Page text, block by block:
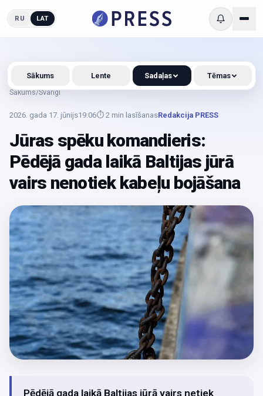
RU LAT
Sākums/Svarīgi
2026. gada 17. jūnijs19:06⏱ 2 min lasīšanasRedakcija PRESS
Jūras spēku komandieris:
Pēdējā gada laikā Baltijas jūrā
vairs nenotiek kabeļu bojāšana
Pēdējā gada laikā Baltijas jūrā vairs netiek
Sākums Lente Sadaļas Tēmas